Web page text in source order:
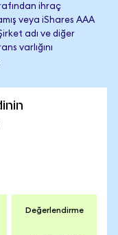
ihraç
veya iShares AAA
adı ve diğer
varlığını
Değerlendirme